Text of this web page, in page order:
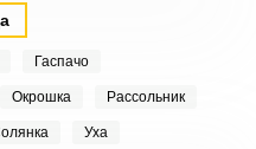
Гаспачо
Окрошка Рассольник
Уха